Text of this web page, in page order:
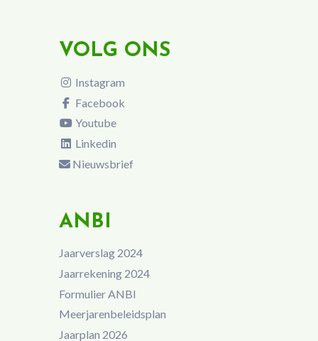
VOLG ONS
Instagram
Facebook
Youtube
Linkedin
Nieuwsbrief
ANBI
Jaarverslag 2024
Jaarrekening 2024
Formulier ANBI
Meerjarenbeleidsplan
Jaarplan 2026